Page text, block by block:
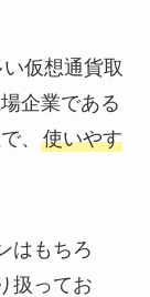
仮想通貨取
企業である
、 使いやす
はもちろ
扱ってお